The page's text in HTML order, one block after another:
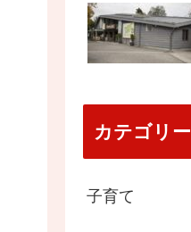
カテゴリー
子育て